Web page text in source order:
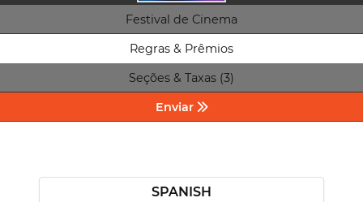
Festival de Cinema
Regras & Prêmios
Seções & Taxas (3)
Enviar
SPANISH